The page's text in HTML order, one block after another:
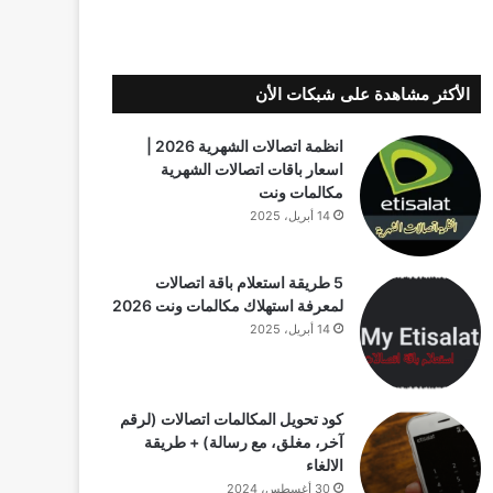
الأكثر مشاهدة على شبكات الأن
اسعار باقات اتصالات الشهرية
مكالمات ونت
14 أبريل، 2025
5 طريقة استعلام باقة اتصالات
لمعرفة استهلاك مكالمات ونت 2026
14 أبريل، 2025
كود تحويل المكالمات اتصالات (لرقم
آخر، مغلق، مع رسالة) + طريقة
الالغاء
30 أغسطس، 2024